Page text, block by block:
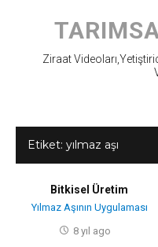
Ziraat
Etiket: yılmaz aşı
Bitkisel Üretim
Yılmaz Aşının Uygulaması
8 yıl ago